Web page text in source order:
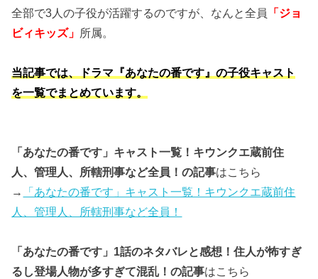
全部で3人の子役が活躍するのですが、なんと全員
「ジョ
ビィキッズ」 所属。
当記事では、ドラマ『あなたの番です』の子役キャスト
を一覧でまとめています。
「あなたの番です」キャスト一覧！キウンクエ蔵前住
人、管理人、所轄刑事など全員！の記事はこちら
→
「あなたの番です」キャスト一覧！キウンクエ蔵前住
人、管理人、所轄刑事など全員！
「あなたの番です」1話のネタバレと感想！住人が怖すぎ
るし登場人物が多すぎて混乱！の記事はこちら